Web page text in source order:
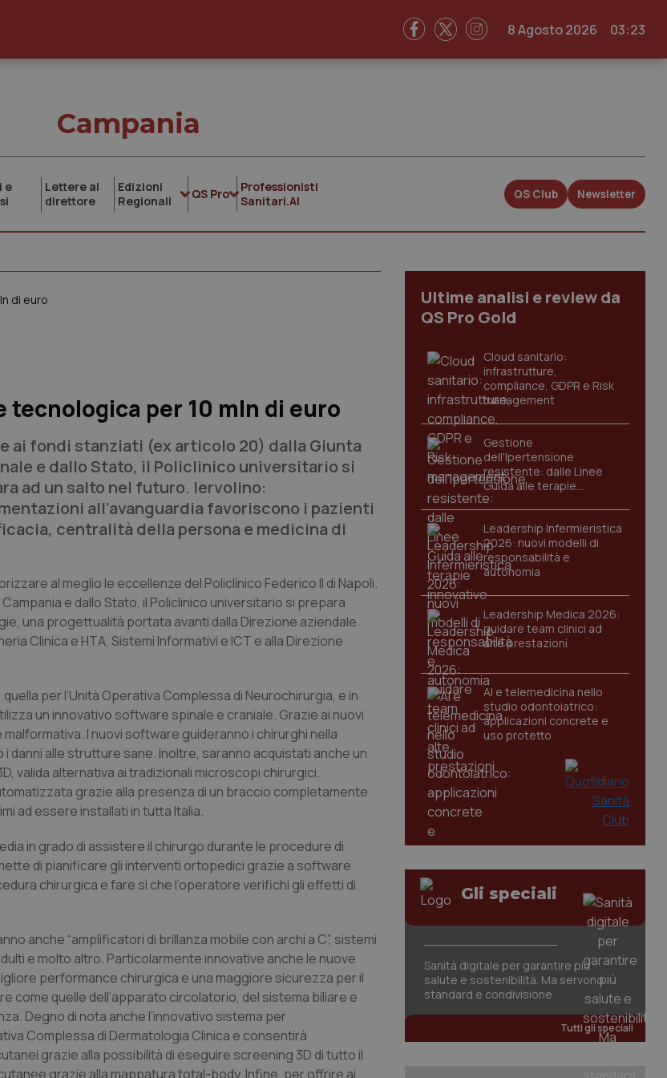
8 Agosto 2026 03:23
Campania
e
Lettere al
direttore
Edizioni
Regionali
QS Pro
Professionisti
Sanitari.AI
QS Club Newsletter
di euro
tecnologica per 10 mln di euro
ai fondi stanziati (ex articolo 20) dalla Giunta
e dallo Stato, il Policlinico universitario si
ad un salto nel futuro. Iervolino:
all’avanguardia favoriscono i pazienti
centralità della persona e medicina di
al meglio le eccellenze del Policlinico Federico II di Napoli.
e dallo Stato, il Policlinico universitario si prepara
una progettualità portata avanti dalla Direzione aziendale
Clinica e HTA, Sistemi Informativi e ICT e alla Direzione
per l’Unità Operativa Complessa di Neurochirurgia, e in
un innovativo software spinale e craniale. Grazie ai nuovi
I nuovi software guideranno i chirurghi nella
danni alle strutture sane. Inoltre, saranno acquistati anche un
valida alternativa ai tradizionali microscopi chirurgici.
grazie alla presenza di un braccio completamente
ad essere installati in tutta Italia.
in grado di assistere il chirurgo durante le procedure di
di pianificare gli interventi ortopedici grazie a software
chirurgica e fare sì che l’operatore verifichi gli effetti di
anche “amplificatori di brillanza mobile con archi a C”, sistemi
e molto altro. Particolarmente innovative anche le nuove
performance chirurgica e una maggiore sicurezza per il
quelle dell’apparato circolatorio, del sistema biliare e
Degno di nota anche l’innovativo sistema per
Complessa di Dermatologia Clinica e consentirà
grazie alla possibilità di eseguire screening 3D di tutto il
grazie alla mappatura total-body. Infine, per offrire ai
Ultime analisi e review da
QS Pro Gold
Cloud sanitario:
infrastrutture,
compliance, GDPR e Risk
management
Gestione
dell'Ipertensione
resistente: dalle Linee
Guida alle terapie
innovative
Leadership Infermieristica
2026: nuovi modelli di
responsabilità e
autonomia
Leadership Medica 2026:
guidare team clinici ad
alte prestazioni
AI e telemedicina nello
studio odontoiatrico:
applicazioni concrete e
uso protetto
Gli speciali
Sanità digitale per garantire più
salute e sostenibilità. Ma servono
standard e condivisione
Tutti gli speciali